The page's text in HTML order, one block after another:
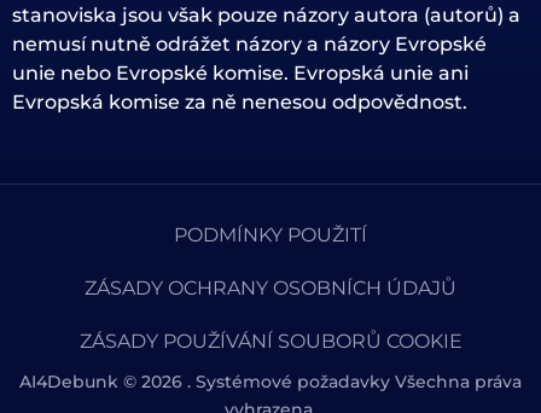
stanoviska jsou však pouze názory autora (autorů) a
nemusí nutně odrážet názory a názory Evropské
unie nebo Evropské komise. Evropská unie ani
Evropská komise za ně nenesou odpovědnost.
PODMÍNKY POUŽITÍ
ZÁSADY OCHRANY OSOBNÍCH ÚDAJŮ
ZÁSADY POUŽÍVÁNÍ SOUBORŮ COOKIE
AI4Debunk © 2026 . Systémové požadavky Všechna práva